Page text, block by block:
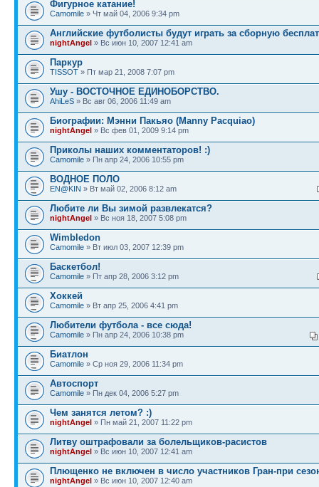
Фигурное катание!
Camomile » Чт май 04, 2006 9:34 pm
Английские футболисты будут играть за сборную
nightAngel » Вс июн 10, 2007 12:41 am
Паркур
TISSOT » Пт мар 21, 2008 7:07 pm
Ушу - ВОСТОЧНОЕ ЕДИНОБОРСТВО.
AhiLeS » Вс авг 06, 2006 11:49 am
Биографии: Мэнни Пакьяо (Manny Pacquiao)
nightAngel » Вс фев 01, 2009 9:14 pm
Приколы наших комментаторов! :)
Camomile » Пн апр 24, 2006 10:55 pm
ВОДНОЕ ПОЛО
EN@KIN » Вт май 02, 2006 8:12 am
Любите ли Вы зимой развлекатся?
nightAngel » Вс ноя 18, 2007 5:08 pm
Wimbledon
Camomile » Вт июл 03, 2007 12:39 pm
Баскетбол!
Camomile » Пт апр 28, 2006 3:12 pm
Хоккей
Camomile » Вт апр 25, 2006 4:41 pm
Любители футбола - все сюда!
Camomile » Пн апр 24, 2006 10:38 pm
Биатлон
Camomile » Ср ноя 29, 2006 11:34 pm
Автоспорт
Camomile » Пн дек 04, 2006 5:27 pm
Чем занятся летом? :)
nightAngel » Пн май 21, 2007 11:22 pm
Литву оштрафовали за болельщиков-расистов
nightAngel » Вс июн 10, 2007 12:41 am
Плющенко не включен в число участников Гран-при
nightAngel » Вс июн 10, 2007 12:40 am